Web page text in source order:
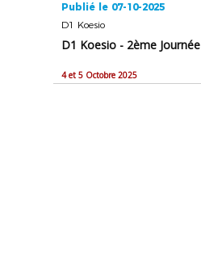
Publié le 07-10-2025
D1 Koesio
D1 Koesio - 2ème Journée
4 et 5 Octobre 2025